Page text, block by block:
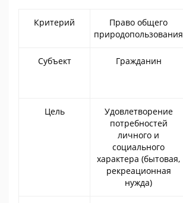
Критерий
Право общего
природопользования
Субъект Гражданин
Цель
Удовлетворение
потребностей
личного и
социального
характера (бытовая,
рекреационная
нужда)